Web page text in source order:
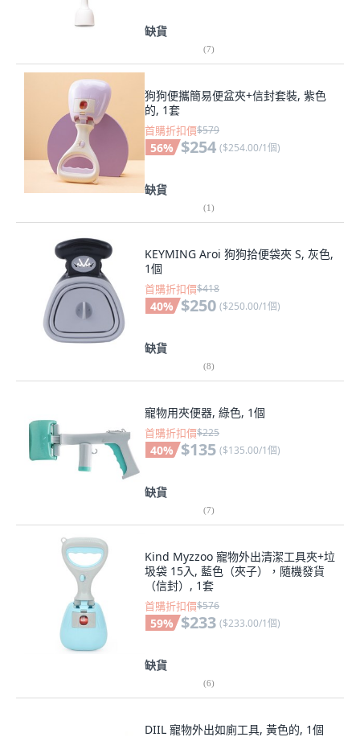
缺貨
(7)
狗狗便攜簡易便盆夾+信封套裝, 紫色
的, 1套
首購折扣價$579
56% $254 ($254.00/1個)
缺貨
(1)
KEYMING Aroi 狗狗拾便袋夾 S, 灰色,
1個
首購折扣價$418
40% $250 ($250.00/1個)
缺貨
(8)
寵物用夾便器, 綠色, 1個
首購折扣價$225
40% $135 ($135.00/1個)
缺貨
(7)
Kind Myzzoo 寵物外出清潔工具夾+垃
圾袋 15入, 藍色（夾子），隨機發貨
（信封）, 1套
首購折扣價$576
59% $233 ($233.00/1個)
缺貨
(6)
DIIL 寵物外出如廁工具, 黃色的, 1個